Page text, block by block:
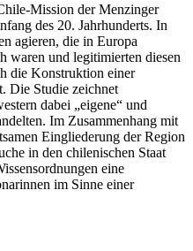
Mission der Menzinger
des 20. Jahrhunderts. In
agieren, die in Europa
waren und legitimierten diesen
die Konstruktion einer
Die Studie zeichnet
dabei „eigene“ und
Im Zusammenhang mit
Eingliederung der Region
in den chilenischen Staat
eine
im Sinne einer